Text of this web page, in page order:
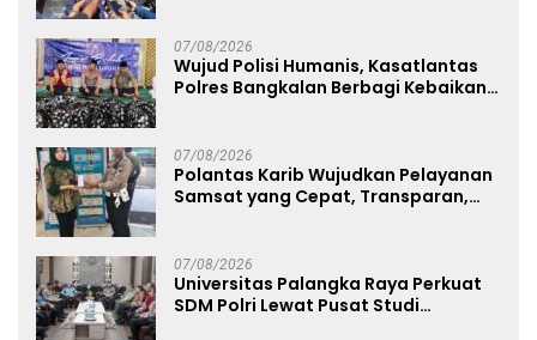
07/08/2026
Wujud Polisi Humanis, Kasatlantas
Polres Bangkalan Berbagi Kebaikan
07/08/2026
Polantas Karib Wujudkan Pelayanan
Samsat yang Cepat, Transparan,
07/08/2026
Universitas Palangka Raya Perkuat
SDM Polri Lewat Pusat Studi